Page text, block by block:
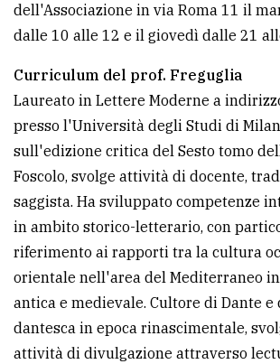
dell'Associazione in via Roma 11 il
dalle 10 alle 12 e il giovedì dalle 21
Curriculum del prof. Freguglia
Laureato in Lettere Moderne a
presso l'Università degli Studi di
sull'edizione critica del Sesto tomo
Foscolo, svolge attività di docente,
saggista. Ha sviluppato competenze
in ambito storico-letterario, con
riferimento ai rapporti tra la cultura
orientale nell'area del Mediterraneo
antica e medievale. Cultore di Dante
dantesca in epoca rinascimentale,
attività di divulgazione attraverso